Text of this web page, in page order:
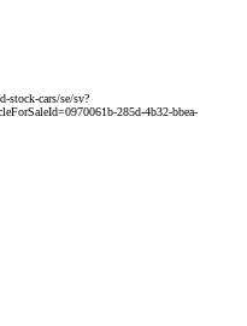
stock-cars/se/sv?
285d-4b32-bbea-